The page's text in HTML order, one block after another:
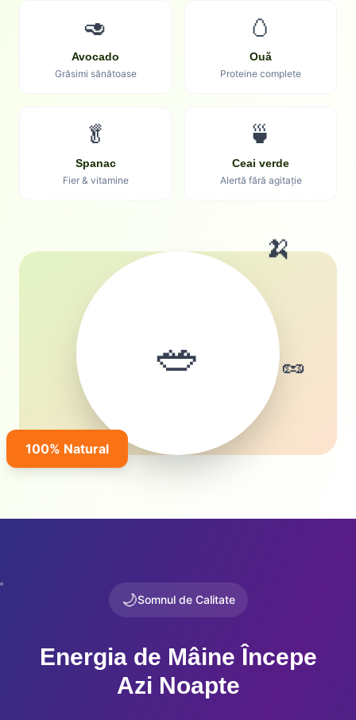
🥑
Avocado
Grăsimi sănătoase
🥚
Ouă
Proteine complete
🥬
Spanac
Fier & vitamine
🍵
Ceai verde
Alertă fără agitație
🥗
🍌
🥑
🥜
100% Natural
🌙Somnul de Calitate
Energia de Mâine Începe
Azi Noapte